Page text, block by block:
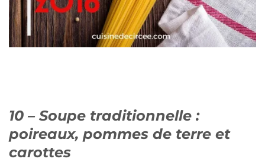
10 – Soupe traditionnelle :
poireaux, pommes de terre et
carottes